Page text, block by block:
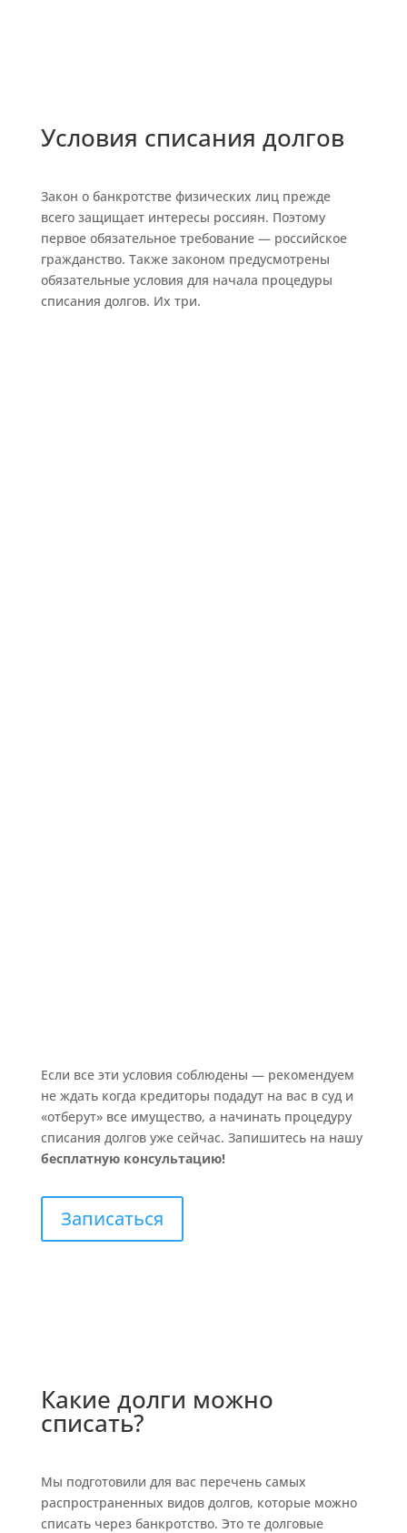
Условия списания долгов
Закон о банкротстве физических лиц прежде
всего защищает интересы россиян. Поэтому
первое обязательное требование — российское
гражданство. Также законом предусмотрены
обязательные условия для начала процедуры
списания долгов. Их три.
Если все эти условия соблюдены — рекомендуем
не ждать когда кредиторы подадут на вас в суд и
«отберут» все имущество, а начинать процедуру
списания долгов уже сейчас. Запишитесь на нашу
бесплатную консультацию!
Записаться
Какие долги можно
списать?
Мы подготовили для вас перечень самых
распространенных видов долгов, которые можно
списать через банкротство. Это те долговые